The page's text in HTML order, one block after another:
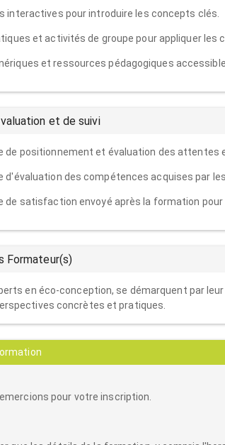
interactives pour introduire les concepts clés.
et activités de groupe pour appliquer les
et ressources pédagogiques
et de suivi
de positionnement et évaluation des attentes
d'évaluation des compétences acquises par
de satisfaction envoyé après la formation
Formateur(s)
en éco-conception, se démarquent par
concrètes et pratiques.
pour votre inscription.